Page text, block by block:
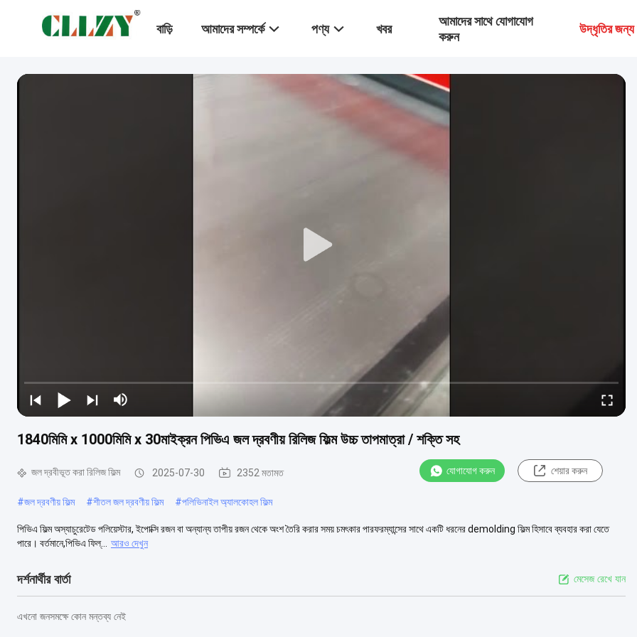
বাড়ি আমাদের সম্পর্কে পণ্য খবর
আমাদের সাথে যোগাযোগ
করুন
উদ্ধৃতির
1840মিমি x 1000মিমি x 30মাইক্রন পিভিএ জল দ্রবণীয় রিলিজ ফিল্ম উচ্চ তাপমাত্রা / শক্তি সহ
জল দ্রবীভূত করা রিলিজ ফিল্ম 2025-07-30 2352 মতামত যোগাযোগ করুন শেয়ার করুন
#জল দ্রবণীয় ফিল্ম #শীতল জল দ্রবণীয় ফিল্ম #পলিভিনাইল অ্যালকোহল ফিল্ম
পিভিএ ফিল্ম অস্যাচুরেটেড পলিয়েস্টার, ইপোক্সি রজন বা অন্যান্য তাপীয় রজন থেকে অংশ তৈরি করার সময় চমৎকার পারফরম্যান্সের সাথে একটি ধরনের demolding ফিল্ম হিসাবে ব্যবহার করা যেতে
পারে। বর্তমানে,পিভিএ ফিল্...
আরও দেখুন
দর্শনার্থীর বার্তা মেসেজ রেখে যান
এখনো জনসমক্ষে কোন মন্তব্য নেই